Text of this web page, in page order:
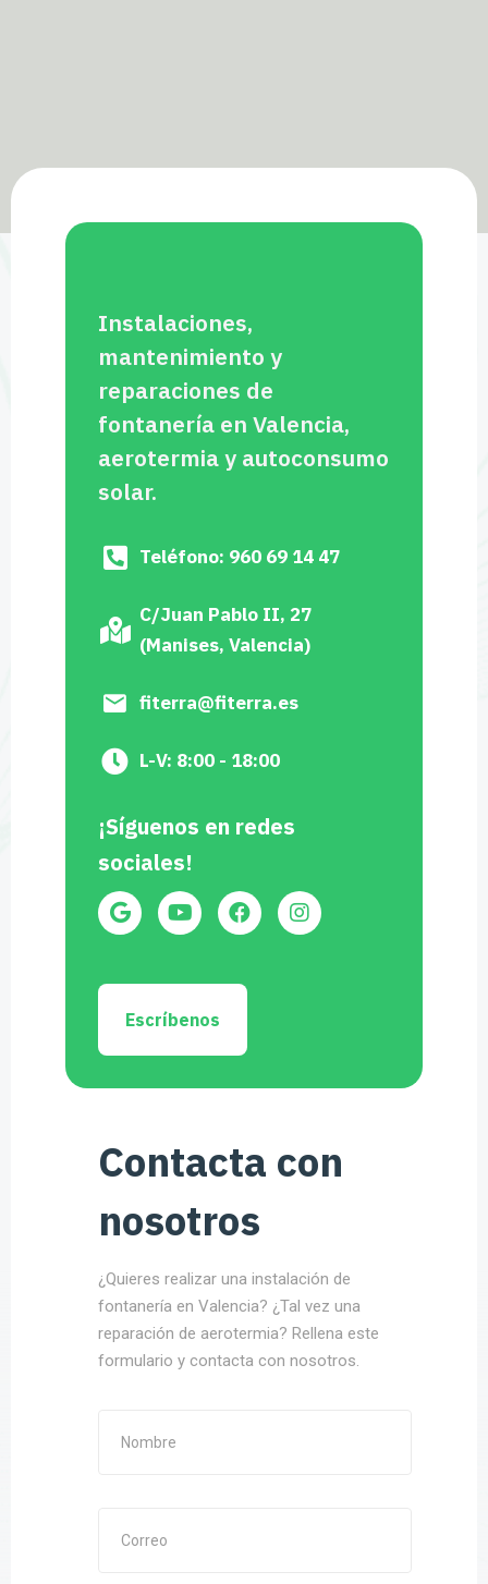
Instalaciones,
mantenimiento y
reparaciones de
fontanería en Valencia,
aerotermia y autoconsumo
solar.
Teléfono: 960 69 14 47
C/Juan Pablo II, 27
(Manises, Valencia)
fiterra@fiterra.es
L-V: 8:00 - 18:00
¡Síguenos en redes
sociales!
Escríbenos
Contacta con
nosotros
¿Quieres realizar una instalación de
fontanería en Valencia? ¿Tal vez una
reparación de aerotermia? Rellena este
formulario y contacta con nosotros.